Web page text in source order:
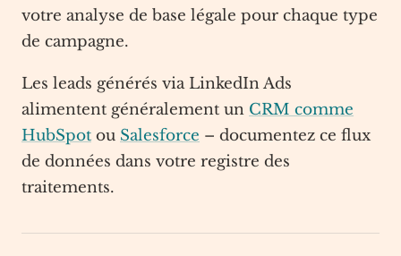
votre analyse de base légale pour chaque type
de campagne.
Les leads générés via LinkedIn Ads
alimentent généralement un CRM comme
HubSpot ou Salesforce – documentez ce flux
de données dans votre registre des
traitements.